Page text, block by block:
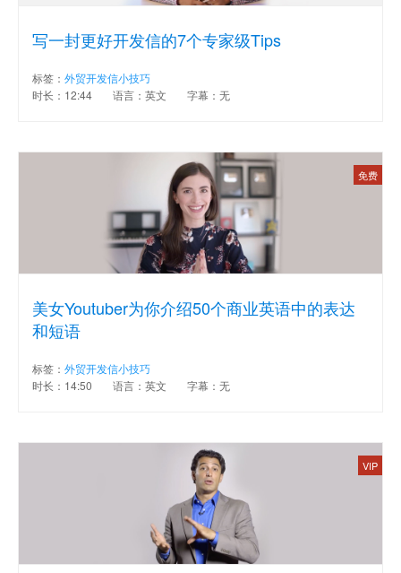
写一封更好开发信的7个专家级Tips
标签： 外贸开发信小技巧
时长：12:44
语言：英文 字幕：无
美女Youtuber为你介绍50个商业英语中的表达
和短语
免费
标签： 外贸开发信小技巧
时长：14:50
语言：英文 字幕：无
VIP